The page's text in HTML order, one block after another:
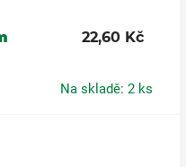
22,60 Kč
Na skladě: 2 ks